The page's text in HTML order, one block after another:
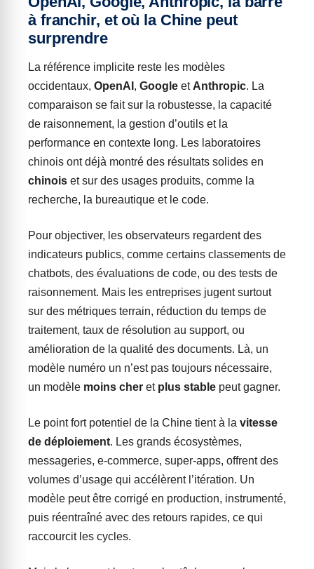
à franchir, et où la Chine peut
surprendre
La référence implicite reste les modèles
occidentaux, OpenAI , Google et Anthropic. La
comparaison se fait sur la robustesse, la capacité
de raisonnement, la gestion d’outils et la
performance en contexte long. Les laboratoires
chinois ont déjà montré des résultats solides en
chinois et sur des usages produits, comme la
recherche, la bureautique et le code.
Pour objectiver, les observateurs regardent des
indicateurs publics, comme certains classements de
chatbots, des évaluations de code, ou des tests de
raisonnement. Mais les entreprises jugent surtout
sur des métriques terrain, réduction du temps de
traitement, taux de résolution au support, ou
amélioration de la qualité des documents. Là, un
modèle numéro un n’est pas toujours nécessaire,
un modèle moins cher et plus stable peut gagner.
Le point fort potentiel de la Chine tient à la vitesse
de déploiement. Les grands écosystèmes,
messageries, e-commerce, super-apps, offrent des
volumes d’usage qui accélèrent l’itération. Un
modèle peut être corrigé en production, instrumenté,
puis réentraîné avec des retours rapides, ce qui
raccourcit les cycles.